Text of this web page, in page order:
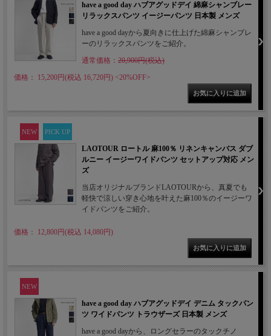
have a good day ハブアグッドデイ 綿麻シャンブレー
リラックスパンツ イージーパンツ 日本製 メンズ
have a good dayから夏向きに仕上げた綿麻シャンブレ
ーのリラックスパンツをご紹介。
通常価格： 20,900円(税込)
価格： 15,200円(税込 16,720円) <20%OFF>
NEW PICK UP
LAOTOUR ロートル 麻100％ リネンキャンバス ダブ
ルニー イージーワイドパンツ セットアップ対応 メン
ズ
当店オリジナルブランドLAOTOURから、真夏でも
軽快で涼しい穿き心地を叶えた麻100％のイージーワ
イドパンツをご紹介。
価格： 12,800円(税込 14,080円)
NEW
have a good day ハブアグッドデイ デニム タックパン
ツ ワイドパンツ トラウザーズ 日本製 メンズ
have a good dayから、ロングセラーのタックチノ